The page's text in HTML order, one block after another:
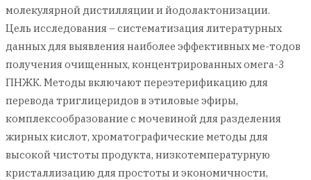
молекулярной дистилляции и йодолактонизации.
Цель исследования – систематизация литературных
данных для выявления наиболее эффективных ме-тодов
получения очищенных, концентрированных омега-3
ПНЖК. Методы включают переэтерификацию для
перевода триглицеридов в этиловые эфиры,
комплексообразование с мочевиной для разделения
жирных кислот, хроматографические методы для
высокой чистоты продукта, низкотемпературную
кристаллизацию для простоты и экономичности,